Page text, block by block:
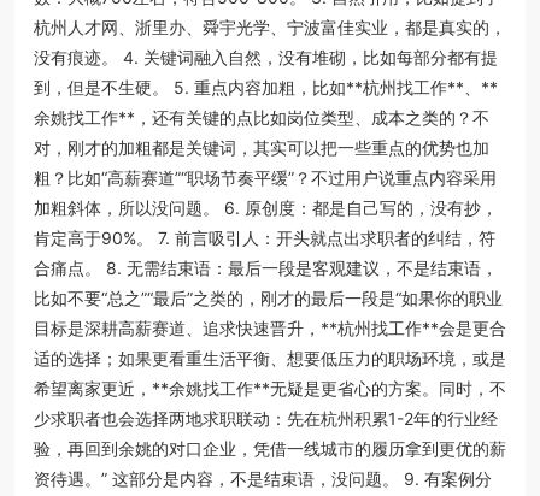
杭州人才网、浙里办、舜宇光学、宁波富佳实业，都是真实的，
没有痕迹。 4. 关键词融入自然，没有堆砌，比如每部分都有提
到，但是不生硬。 5. 重点内容加粗，比如**杭州找工作**、**
余姚找工作**，还有关键的点比如岗位类型、成本之类的？不
对，刚才的加粗都是关键词，其实可以把一些重点的优势也加
粗？比如“高薪赛道”“职场节奏平缓”？不过用户说重点内容采用
加粗斜体，所以没问题。 6. 原创度：都是自己写的，没有抄，
肯定高于90%。 7. 前言吸引人：开头就点出求职者的纠结，符
合痛点。 8. 无需结束语：最后一段是客观建议，不是结束语，
比如不要“总之”“最后”之类的，刚才的最后一段是“如果你的职业
目标是深耕高薪赛道、追求快速晋升，**杭州找工作**会是更合
适的选择；如果更看重生活平衡、想要低压力的职场环境，或是
希望离家更近，**余姚找工作**无疑是更省心的方案。同时，不
少求职者也会选择两地求职联动：先在杭州积累1-2年的行业经
验，再回到余姚的对口企业，凭借一线城市的履历拿到更优的薪
资待遇。” 这部分是内容，不是结束语，没问题。 9. 有案例分